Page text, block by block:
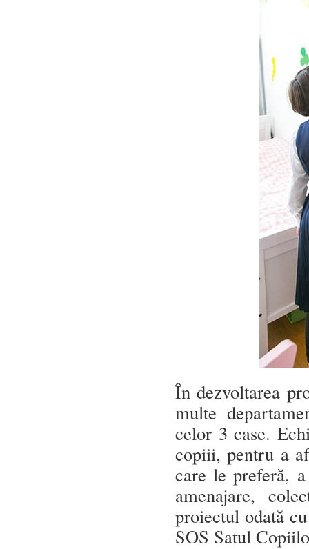
În dezvoltarea
multe
celor 3 case.
copiii, pentru a
care le preferă,
amenajare,
proiectul odată
SOS Satul